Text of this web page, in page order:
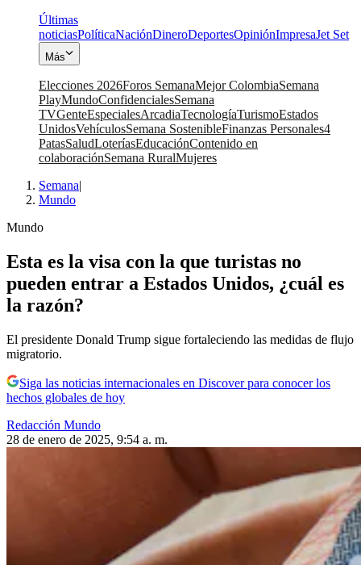
Últimas
noticiasPolíticaNaciónDineroDeportesOpiniónImpresaJet Set
Más
Elecciones 2026Foros SemanaMejor ColombiaSemana
PlayMundoConfidencialesSemana
TVGenteEspecialesArcadiaTecnologíaTurismoEstados
UnidosVehículosSemana SostenibleFinanzas Personales4
PatasSaludLoteríasEducaciónContenido en
colaboraciónSemana RuralMujeres
Semana|
Mundo
Mundo
Esta es la visa con la que turistas no
pueden entrar a Estados Unidos, ¿cuál es
la razón?
El presidente Donald Trump sigue fortaleciendo las medidas de flujo
migratorio.
Siga las noticias internacionales en Discover para conocer los
hechos globales de hoy
Redacción Mundo
28 de enero de 2025, 9:54 a. m.